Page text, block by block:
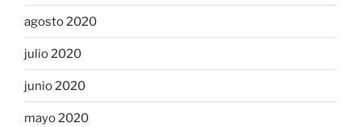
agosto 2020
julio 2020
junio 2020
mayo 2020